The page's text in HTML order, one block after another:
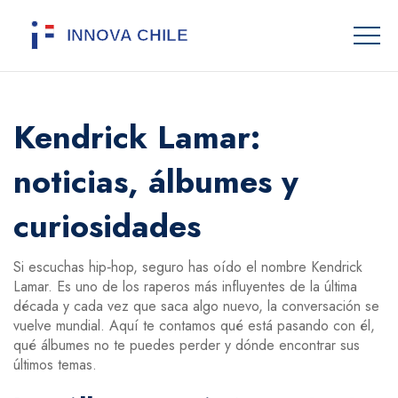
Kendrick Lamar:
noticias, álbumes y
curiosidades
Si escuchas hip‑hop, seguro has oído el nombre Kendrick
Lamar. Es uno de los raperos más influyentes de la última
década y cada vez que saca algo nuevo, la conversación se
vuelve mundial. Aquí te contamos qué está pasando con él,
qué álbumes no te puedes perder y dónde encontrar sus
últimos temas.